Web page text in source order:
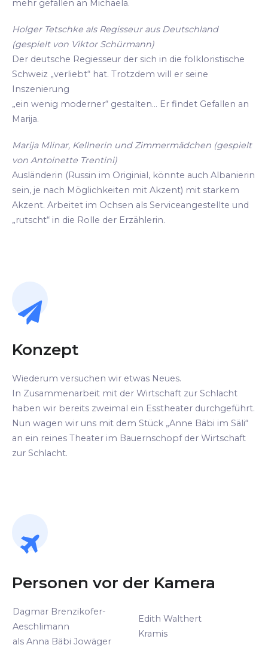
mehr gefallen an Michaela.
Holger Tetschke als Regisseur aus Deutschland
(gespielt von Viktor Schürmann)
Der deutsche Regiesseur der sich in die folkloristische
Schweiz „verliebt“ hat. Trotzdem will er seine
Inszenierung
„ein wenig moderner“ gestalten... Er findet Gefallen an
Marija.
Marija Mlinar, Kellnerin und Zimmermädchen (gespielt
von Antoinette Trentini)
Ausländerin (Russin im Originial, könnte auch Albanierin
sein, je nach Möglichkeiten mit Akzent) mit starkem
Akzent. Arbeitet im Ochsen als Serviceangestellte und
„rutscht“ in die Rolle der Erzählerin.
Konzept
Wiederum versuchen wir etwas Neues.
In Zusammenarbeit mit der Wirtschaft zur Schlacht
haben wir bereits zweimal ein Esstheater durchgeführt.
Nun wagen wir uns mit dem Stück „Anne Bäbi im Säli“
an ein reines Theater im Bauernschopf der Wirtschaft
zur Schlacht.
Personen vor der Kamera
Dagmar Brenzikofer-
Aeschlimann
als Anna Bäbi Jowäger
Edith Walthert
Kramis